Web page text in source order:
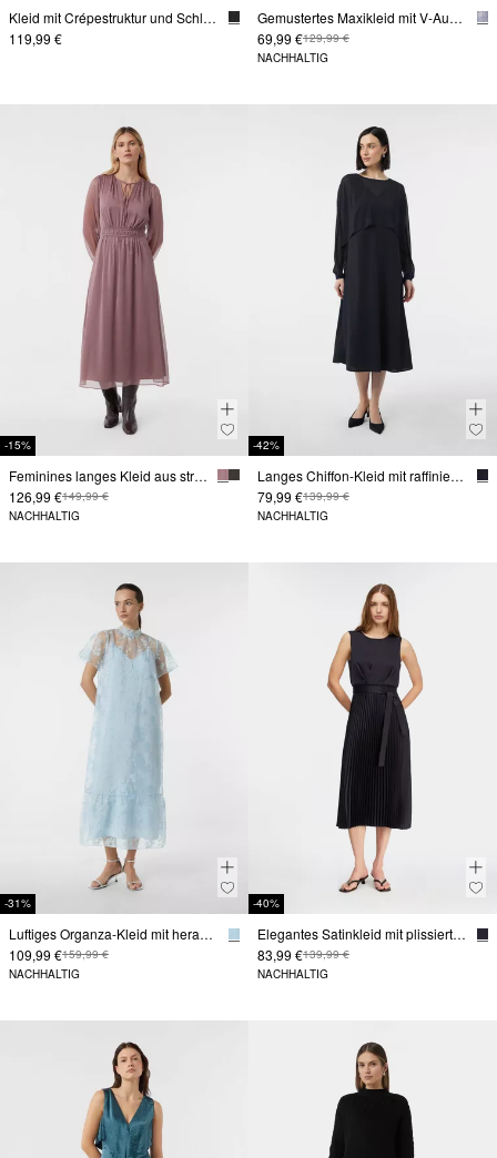
Kleid mit Crépestruktur und Schlitzen
119,99 €
Gemustertes Maxikleid mit V-Ausschnitt und Tunnelzug
69,99 €129,99 €
NACHHALTIG
-15%
Feminines langes Kleid aus strukturiertem Chiffon
126,99 €149,99 €
NACHHALTIG
-42%
Langes Chiffon-Kleid mit raffiniertem Layering
79,99 €139,99 €
NACHHALTIG
-31%
Luftiges Organza-Kleid mit herausnehmbarem Unterkleid
109,99 €159,99 €
NACHHALTIG
-40%
Elegantes Satinkleid mit plissiertem Rock
83,99 €139,99 €
NACHHALTIG